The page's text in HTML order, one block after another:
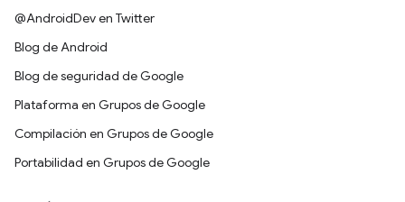
@AndroidDev en Twitter
Blog de Android
Blog de seguridad de Google
Plataforma en Grupos de Google
Compilación en Grupos de Google
Portabilidad en Grupos de Google